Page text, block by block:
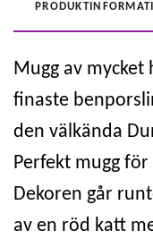
Mugg av
finaste
den välkända
Perfekt mugg
Dekoren går
av en röd katt